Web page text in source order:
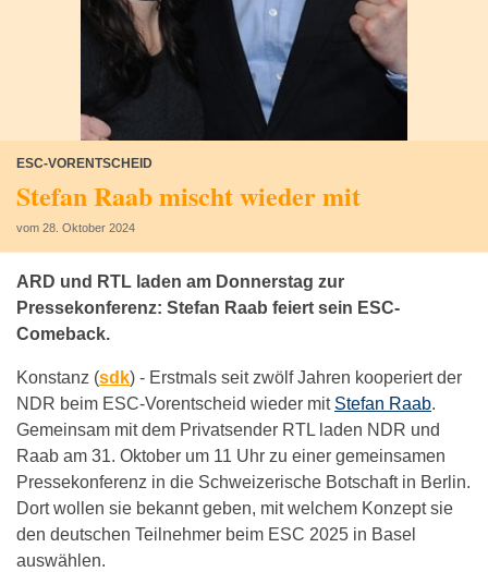
ESC-VORENTSCHEID
Stefan Raab mischt wieder mit
vom 28. Oktober 2024
ARD und RTL laden am Donnerstag zur
Pressekonferenz: Stefan Raab feiert sein ESC-
Comeback.
Konstanz (sdk) - Erstmals seit zwölf Jahren kooperiert der
NDR beim ESC-Vorentscheid wieder mit Stefan Raab.
Gemeinsam mit dem Privatsender RTL laden NDR und
Raab am 31. Oktober um 11 Uhr zu einer gemeinsamen
Pressekonferenz in die Schweizerische Botschaft in Berlin.
Dort wollen sie bekannt geben, mit welchem Konzept sie
den deutschen Teilnehmer beim ESC 2025 in Basel
auswählen.